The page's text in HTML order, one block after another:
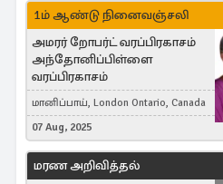
1ம் ஆண்டு நினைவஞ்சலி
அமரர் றோபர்ட் வரப்பிரகாசம்
அந்தோனிப்பிள்ளை
வரப்பிரகாசம்
மானிப்பாய், London Ontario, Canada
07 Aug, 2025
மரண அறிவித்தல்